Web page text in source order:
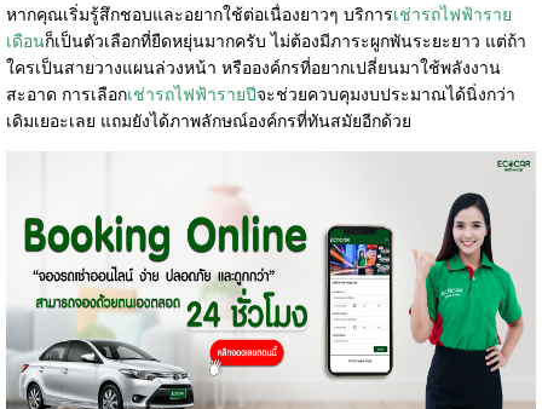
หากคุณเริ่มรู้สึกชอบและอยากใช้ต่อเนื่องยาวๆ บริการเช่ารถไฟฟ้าราย
เดือนก็เป็นตัวเลือกที่ยืดหยุ่นมากครับ ไม่ต้องมีภาระผูกพันระยะยาว แต่ถ้า
ใครเป็นสายวางแผนล่วงหน้า หรือองค์กรที่อยากเปลี่ยนมาใช้พลังงาน
สะอาด การเลือกเช่ารถไฟฟ้ารายปีจะช่วยควบคุมงบประมาณได้นิ่งกว่า
เดิมเยอะเลย แถมยังได้ภาพลักษณ์องค์กรที่ทันสมัยอีกด้วย